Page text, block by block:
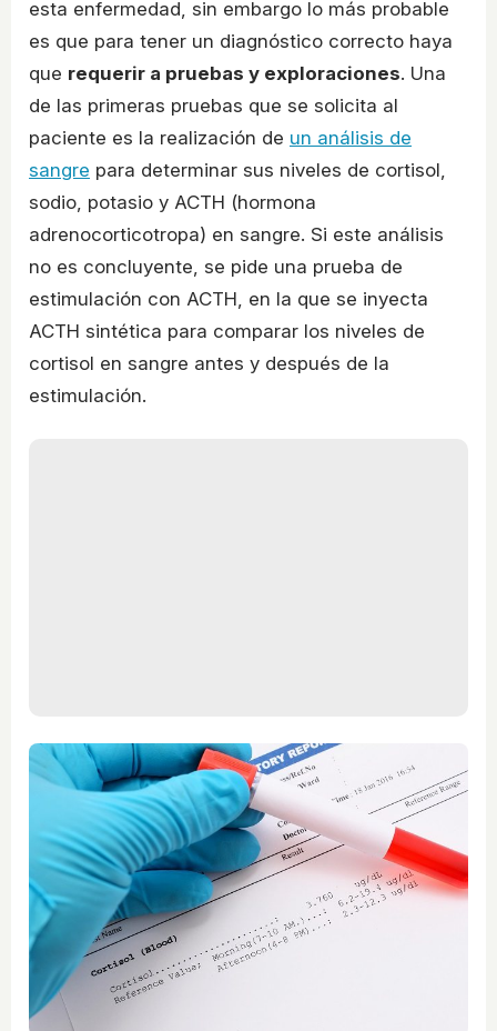
esta enfermedad, sin embargo lo más probable
es que para tener un diagnóstico correcto haya
que requerir a pruebas y exploraciones. Una
de las primeras pruebas que se solicita al
paciente es la realización de un análisis de
sangre para determinar sus niveles de cortisol,
sodio, potasio y ACTH (hormona
adrenocorticotropa) en sangre. Si este análisis
no es concluyente, se pide una prueba de
estimulación con ACTH, en la que se inyecta
ACTH sintética para comparar los niveles de
cortisol en sangre antes y después de la
estimulación.